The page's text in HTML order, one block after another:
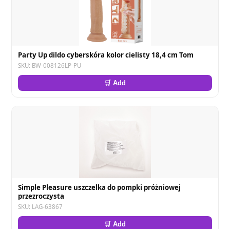
Party Up dildo cyberskóra kolor cielisty 18,4 cm Tom
SKU: BW-008126LP-PU
🛒 Add
Simple Pleasure uszczelka do pompki próżniowej
przezroczysta
SKU: LAG-63867
🛒 Add